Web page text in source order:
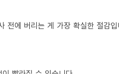
전에 버리는 게 가장 확실한 절감